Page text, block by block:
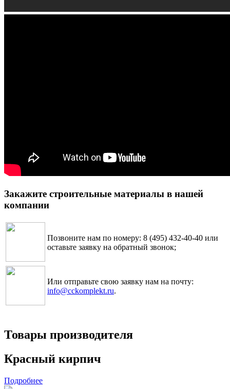
Закажите строительные материалы в нашей
компании
Позвоните нам по номеру: 8 (495) 432-40-40 или
оставьте заявку на обратный звонок;
Или отправьте свою заявку нам на почту:
info@cckomplekt.ru.
Товары производителя
Красный кирпич
Подробнее